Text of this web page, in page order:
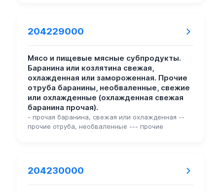
204229000
Мясо и пищевые мясные субпродукты.
Баранина или козлятина свежая,
охлажденная или замороженная. Прочие
отруба баранины, необваленные, свежие
или охлажденные (охлажденная свежая
баранина прочая).
- прочая баранина, свежая или охлажденная --
прочие отруба, необваленные --- прочие
204230000